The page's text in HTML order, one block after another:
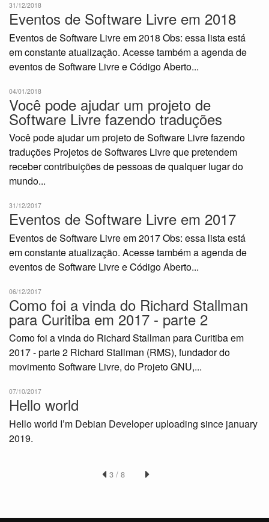
31/12/2018
Eventos de Software Livre em 2018
Eventos de Software Livre em 2018 Obs: essa lista está
em constante atualização. Acesse também a agenda de
eventos de Software Livre e Código Aberto...
04/01/2018
Você pode ajudar um projeto de
Software Livre fazendo traduções
Você pode ajudar um projeto de Software Livre fazendo
traduções Projetos de Softwares Livre que pretendem
receber contribuições de pessoas de qualquer lugar do
mundo...
31/12/2017
Eventos de Software Livre em 2017
Eventos de Software Livre em 2017 Obs: essa lista está
em constante atualização. Acesse também a agenda de
eventos de Software Livre e Código Aberto...
06/12/2017
Como foi a vinda do Richard Stallman
para Curitiba em 2017 - parte 2
Como foi a vinda do Richard Stallman para Curitiba em
2017 - parte 2 Richard Stallman (RMS), fundador do
movimento Software Livre, do Projeto GNU,...
07/10/2017
Hello world
Hello world I’m Debian Developer uploading since january
2019.
3 / 8